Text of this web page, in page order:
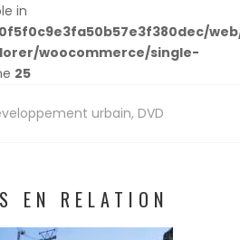
in
woocommerce/single-
25
urbain, DVD
EN RELATION